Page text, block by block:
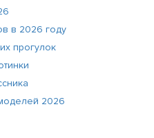
в 2026 году
прогулок
2026